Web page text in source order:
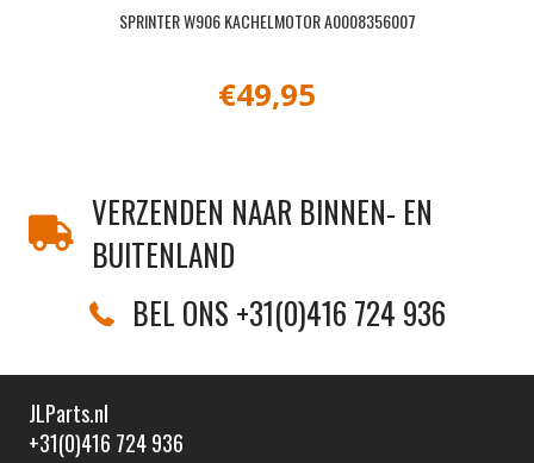
SPRINTER W906 KACHELMOTOR A0008356007
€49,95
VERZENDEN NAAR BINNEN- EN
BUITENLAND
BEL ONS +31(0)416 724 936
JLParts.nl
+31(0)416 724 936